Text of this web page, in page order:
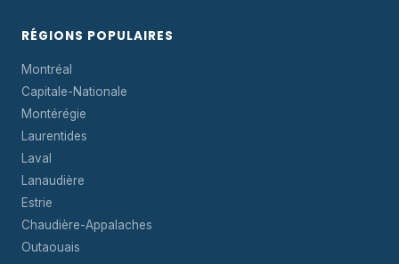
RÉGIONS POPULAIRES
Montréal
Capitale-Nationale
Montérégie
Laurentides
Laval
Lanaudière
Estrie
Chaudière-Appalaches
Outaouais